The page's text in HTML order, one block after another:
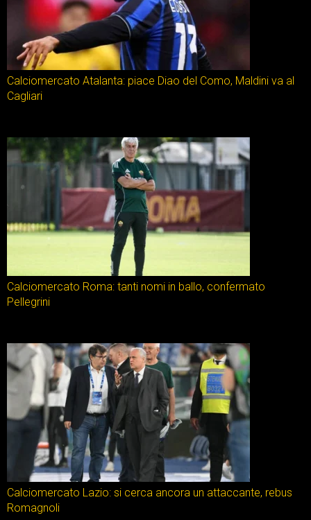
Calciomercato Atalanta: piace Diao del Como, Maldini va al
Cagliari
Calciomercato Roma: tanti nomi in ballo, confermato
Pellegrini
Calciomercato Lazio: si cerca ancora un attaccante, rebus
Romagnoli